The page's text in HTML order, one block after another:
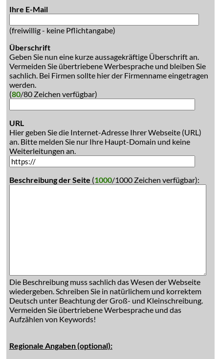
Ihre E-Mail
(freiwillig - keine Pflichtangabe)
Überschrift
Geben Sie nun eine kurze aussagekräftige Überschrift an.
Vermeiden Sie übertriebene Werbesprache und bleiben Sie
sachlich. Bei Firmen sollte hier der Firmenname eingetragen
werden.
(80/80 Zeichen verfügbar)
URL
Hier geben Sie die Internet-Adresse Ihrer Webseite (URL)
an. Bitte melden Sie nur Ihre Haupt-Domain und keine
Weiterleitungen an.
Beschreibung der Seite (1000/1000 Zeichen verfügbar):
Die Beschreibung muss sachlich das Wesen der Webseite
wiedergeben. Schreiben Sie in natürlichem und korrektem
Deutsch unter Beachtung der Groß- und Kleinschreibung.
Vermeiden Sie übertriebene Werbesprache und das
Aufzählen von Keywords!
Regionale Angaben (optional):